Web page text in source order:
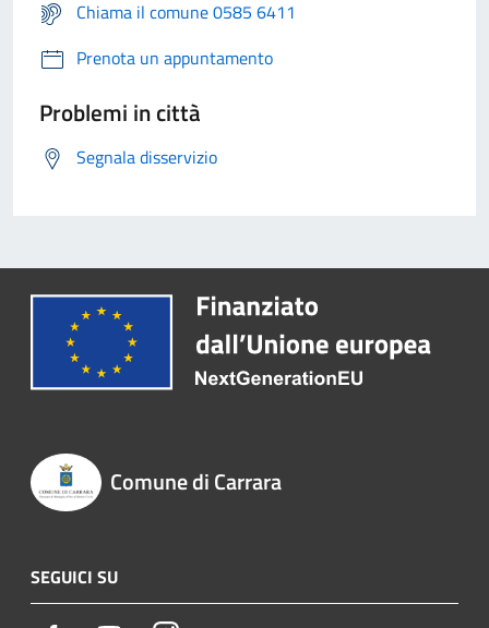
Chiama il comune 0585 6411
Prenota un appuntamento
Problemi in città
Segnala disservizio
Comune di Carrara
SEGUICI SU